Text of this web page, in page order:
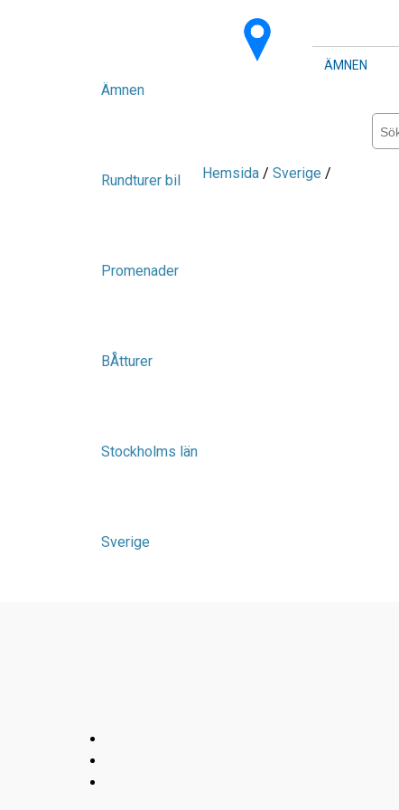
Ämnen
Rundturer bil
Promenader
BÅtturer
Stockholms län
Sverige
ÄMNEN
Hemsida / Sverige /